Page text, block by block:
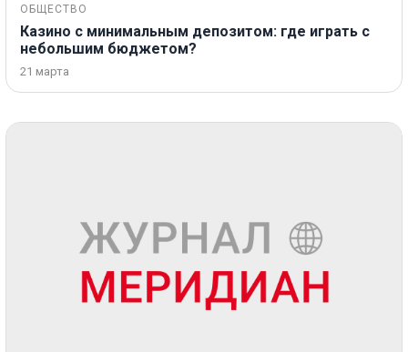
ОБЩЕСТВО
Казино с минимальным депозитом: где играть с
небольшим бюджетом?
21 марта